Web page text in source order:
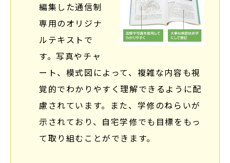
編集した通信制
専用のオリジナ
ルテキストで
す。写真やチャ
ート、模式図によって、複雑な内容も視
覚的でわかりやすく理解できるように配
慮されています。また、学修のねらいが
示されており、自宅学修でも目標をもっ
て取り組むことができます。